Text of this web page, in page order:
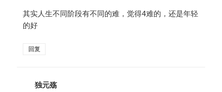
其实人生不同阶段有不同的难，觉得4难的，还是年轻
的好
回复
独元殇